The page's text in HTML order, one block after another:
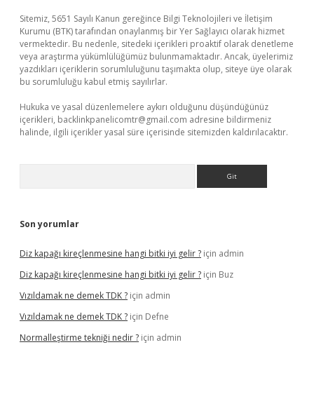
Sitemiz, 5651 Sayılı Kanun gereğince Bilgi Teknolojileri ve İletişim
Kurumu (BTK) tarafından onaylanmış bir Yer Sağlayıcı olarak hizmet
vermektedir. Bu nedenle, sitedeki içerikleri proaktif olarak denetleme
veya araştırma yükümlülüğümüz bulunmamaktadır. Ancak, üyelerimiz
yazdıkları içeriklerin sorumluluğunu taşımakta olup, siteye üye olarak
bu sorumluluğu kabul etmiş sayılırlar.
Hukuka ve yasal düzenlemelere aykırı olduğunu düşündüğünüz
içerikleri, backlinkpanelicomtr@gmail.com adresine bildirmeniz
halinde, ilgili içerikler yasal süre içerisinde sitemizden kaldırılacaktır.
Son yorumlar
Diz kapağı kireçlenmesine hangi bitki iyi gelir ? için admin
Diz kapağı kireçlenmesine hangi bitki iyi gelir ? için Buz
Vızıldamak ne demek TDK ? için admin
Vızıldamak ne demek TDK ? için Defne
Normalleştirme tekniği nedir ? için admin